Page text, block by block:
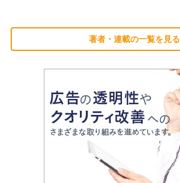
著者・連載の一覧を見る